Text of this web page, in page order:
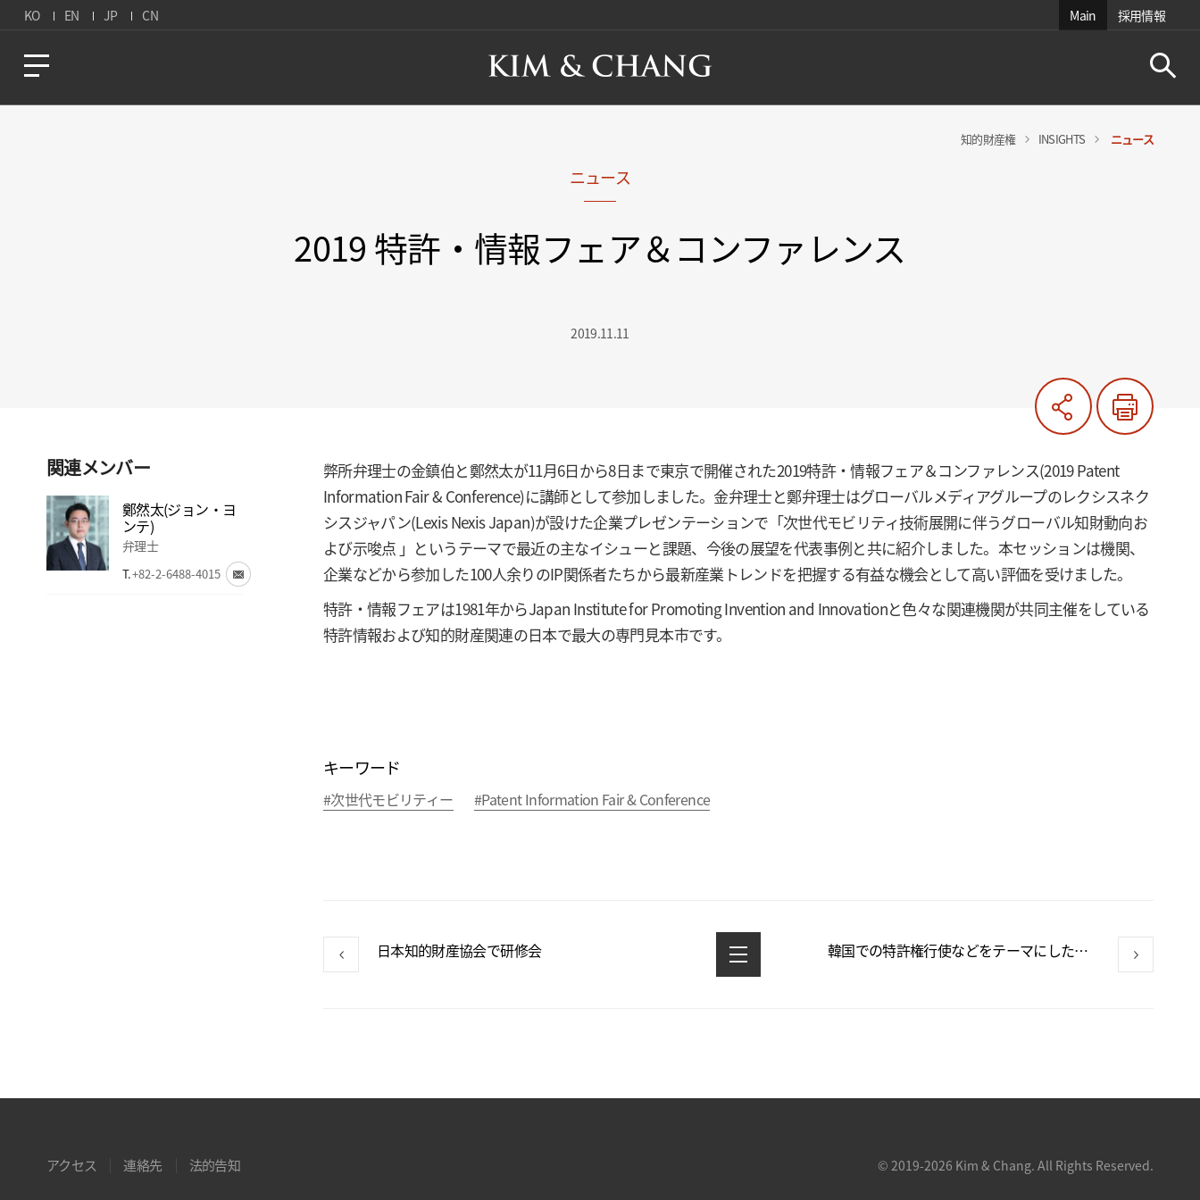
KO EN JP CN Main 採用情報
知的財産権 INSIGHTS ニュース
ニュース
2019 特許・情報フェア＆コンファレンス
2019.11.11
弊所弁理士の金鎮伯と鄭然太が11月6日から8日まで東京で開催された2019特許・情報フェア＆コンファレンス(2019 Patent
Information Fair & Conference)に講師として参加しました。金弁理士と鄭弁理士はグローバルメディアグループのレクシスネク
シスジャパン(Lexis Nexis Japan)が設けた企業プレゼンテーションで「次世代モビリティ技術展開に伴うグローバル知財動向お
よび示唆点 」というテーマで最近の主なイシューと課題、今後の展望を代表事例と共に紹介しました。本セッションは機関、
企業などから参加した100人余りのIP関係者たちから最新産業トレンドを把握する有益な機会として高い評価を受けました。
特許・情報フェアは1981年からJapan Institute for Promoting Invention and Innovationと色々な関連機関が共同主催をしている
特許情報および知的財産関連の日本で最大の専門見本市です。
キーワード
#次世代モビリティー #Patent Information Fair & Conference
日本知的財産協会で研修会 韓国での特許権行使などをテーマにしたウェブセミナーの開催
関連メンバー
鄭然太(ジョン・ヨ
ンテ)
弁理士
T.+82-2-6488-4015
アクセス 連絡先 法的告知 © 2019-2026 Kim & Chang. All Rights Reserved.